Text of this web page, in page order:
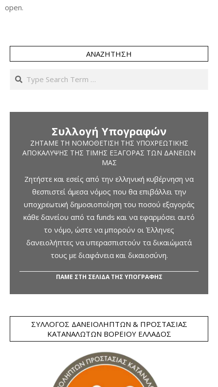
open.
ΑΝΑΖΉΤΗΣΗ
Search
Συλλογή Υπογραφών
ΖΗΤΆΜΕ ΤΗ ΝΟΜΟΘΈΤΙΣΗ ΤΗΣ ΥΠΟΧΡΕΩΤΙΚΉΣ
ΑΠΟΚΆΛΥΨΗΣ ΤΗΣ ΤΙΜΉΣ ΕΞΑΓΟΡΆΣ ΤΩΝ ΔΑΝΕΊΩΝ
ΜΑΣ
Ζητήστε και εσείς από την ελληνική κυβέρνηση να
θεσπιστεί άμεσα νόμος που θα επιβάλλει την
υποχρεωτική δημοσιοποίηση του ποσού εξαγοράς
κάθε δανείου από τα funds και να εφαρμόσει αυτό
το νόμο, ώστε να μπορούν οι Έλληνες
δανειολήπτες να υπερασπιστούν τα δικαιώματά
τους με διαφάνεια και δικαιοσύνη.
ΠΑΜΕ ΣΤΗ ΣΕΛΙΔΑ ΤΗΣ ΥΠΟΓΡΑΦΗΣ
ΣΎΛΛΟΓΟΣ ΔΑΝΕΙΟΛΗΠΤΏΝ & ΠΡΟΣΤΑΣΊΑΣ
ΚΑΤΑΝΑΛΩΤΏΝ ΒΟΡΕΊΟΥ ΕΛΛΆΔΟΣ